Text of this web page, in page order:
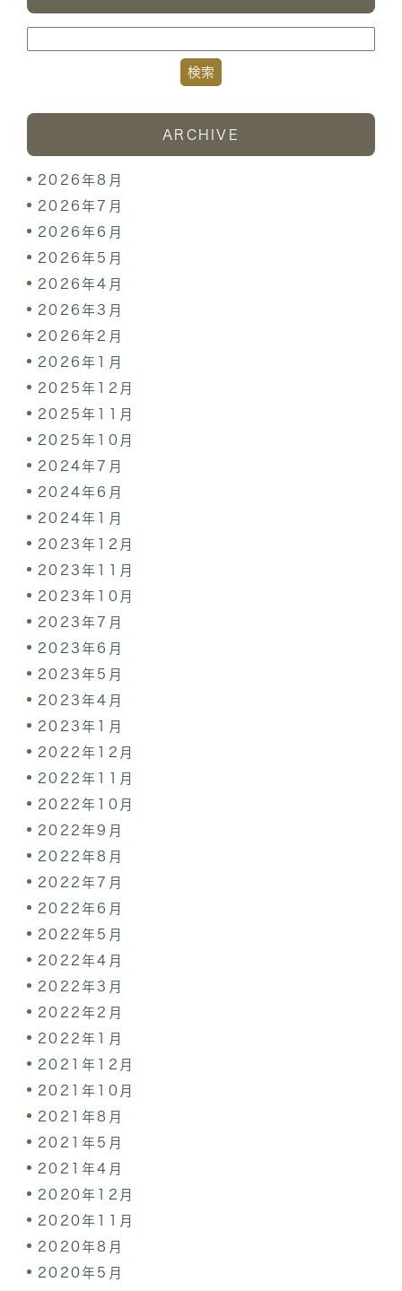
ARCHIVE
2026年8月
2026年7月
2026年6月
2026年5月
2026年4月
2026年3月
2026年2月
2026年1月
2025年12月
2025年11月
2025年10月
2024年7月
2024年6月
2024年1月
2023年12月
2023年11月
2023年10月
2023年7月
2023年6月
2023年5月
2023年4月
2023年1月
2022年12月
2022年11月
2022年10月
2022年9月
2022年8月
2022年7月
2022年6月
2022年5月
2022年4月
2022年3月
2022年2月
2022年1月
2021年12月
2021年10月
2021年8月
2021年5月
2021年4月
2020年12月
2020年11月
2020年8月
2020年5月